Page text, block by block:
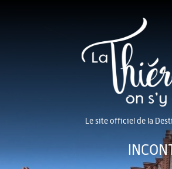
Le site officiel de la